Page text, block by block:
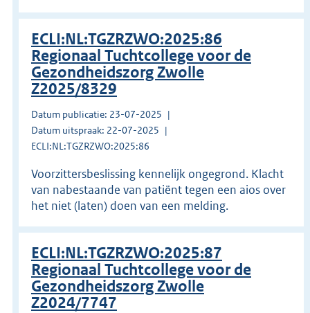
ECLI:NL:TGZRZWO:2025:86
Regionaal Tuchtcollege voor de
Gezondheidszorg Zwolle
Z2025/8329
Datum publicatie: 23-07-2025
Datum uitspraak: 22-07-2025
ECLI:NL:TGZRZWO:2025:86
Voorzittersbeslissing kennelijk ongegrond. Klacht
van nabestaande van patiënt tegen een aios over
het niet (laten) doen van een melding.
ECLI:NL:TGZRZWO:2025:87
Regionaal Tuchtcollege voor de
Gezondheidszorg Zwolle
Z2024/7747